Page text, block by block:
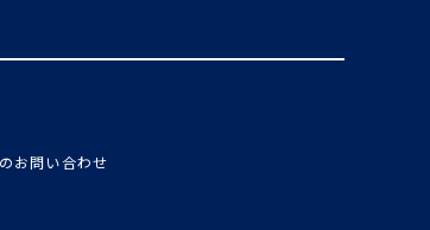
お問い合わせ